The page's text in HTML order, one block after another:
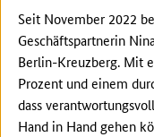
Seit November 2022
Geschäftspartnerin
Berlin-Kreuzberg. Mit
Prozent und einem
dass
Hand in Hand gehen